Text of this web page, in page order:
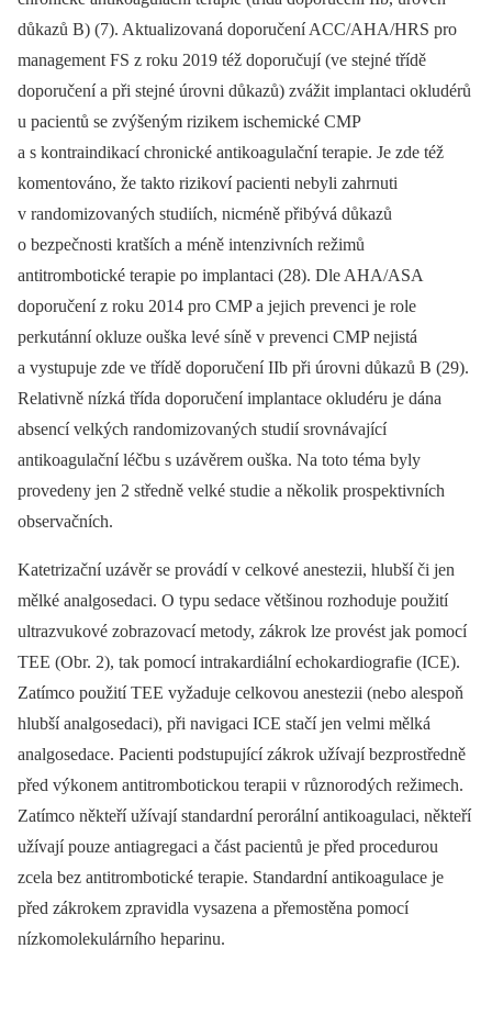
důkazů B) (7). Aktualizovaná doporučení ACC/AHA/HRS pro
management FS z roku 2019 též doporučují (ve stejné třídě
doporučení a při stejné úrovni důkazů) zvážit implantaci okludérů
u pacientů se zvýšeným rizikem ischemické CMP
a s kontraindikací chronické antikoagulační terapie. Je zde též
komentováno, že takto rizikoví pacienti nebyli zahrnuti
v randomizovaných studiích, nicméně přibývá důkazů
o bezpečnosti kratších a méně intenzivních režimů
antitrombotické terapie po implantaci (28). Dle AHA/ASA
doporučení z roku 2014 pro CMP a jejich prevenci je role
perkutánní okluze ouška levé síně v prevenci CMP nejistá
a vystupuje zde ve třídě doporučení IIb při úrovni důkazů B (29).
Relativně nízká třída doporučení implantace okludéru je dána
absencí velkých randomizovaných studií srovnávající
antikoagulační léčbu s uzávěrem ouška. Na toto téma byly
provedeny jen 2 středně velké studie a několik prospektivních
observačních.
Katetrizační uzávěr se provádí v celkové anestezii, hlubší či jen
mělké analgosedaci. O typu sedace většinou rozhoduje použití
ultrazvukové zobrazovací metody, zákrok lze provést jak pomocí
TEE (Obr. 2), tak pomocí intrakardiální echokardiografie (ICE).
Zatímco použití TEE vyžaduje celkovou anestezii (nebo alespoň
hlubší analgosedaci), při navigaci ICE stačí jen velmi mělká
analgosedace. Pacienti podstupující zákrok užívají bezprostředně
před výkonem antitrombotickou terapii v různorodých režimech.
Zatímco někteří užívají standardní perorální antikoagulaci, někteří
užívají pouze antiagregaci a část pacientů je před procedurou
zcela bez antitrombotické terapie. Standardní antikoagulace je
před zákrokem zpravidla vysazena a přemostěna pomocí
nízkomolekulárního heparinu.